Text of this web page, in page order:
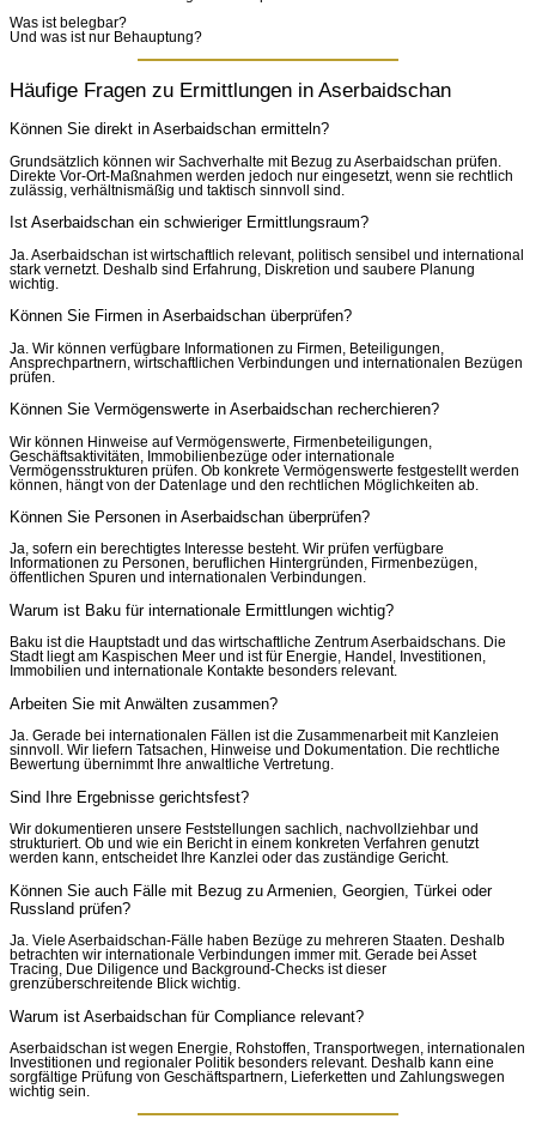
Was ist belegbar?
Und was ist nur Behauptung?
Häufige Fragen zu Ermittlungen in Aserbaidschan
Können Sie direkt in Aserbaidschan ermitteln?
Grundsätzlich können wir Sachverhalte mit Bezug zu Aserbaidschan prüfen.
Direkte Vor-Ort-Maßnahmen werden jedoch nur eingesetzt, wenn sie rechtlich
zulässig, verhältnismäßig und taktisch sinnvoll sind.
Ist Aserbaidschan ein schwieriger Ermittlungsraum?
Ja. Aserbaidschan ist wirtschaftlich relevant, politisch sensibel und international
stark vernetzt. Deshalb sind Erfahrung, Diskretion und saubere Planung
wichtig.
Können Sie Firmen in Aserbaidschan überprüfen?
Ja. Wir können verfügbare Informationen zu Firmen, Beteiligungen,
Ansprechpartnern, wirtschaftlichen Verbindungen und internationalen Bezügen
prüfen.
Können Sie Vermögenswerte in Aserbaidschan recherchieren?
Wir können Hinweise auf Vermögenswerte, Firmenbeteiligungen,
Geschäftsaktivitäten, Immobilienbezüge oder internationale
Vermögensstrukturen prüfen. Ob konkrete Vermögenswerte festgestellt werden
können, hängt von der Datenlage und den rechtlichen Möglichkeiten ab.
Können Sie Personen in Aserbaidschan überprüfen?
Ja, sofern ein berechtigtes Interesse besteht. Wir prüfen verfügbare
Informationen zu Personen, beruflichen Hintergründen, Firmenbezügen,
öffentlichen Spuren und internationalen Verbindungen.
Warum ist Baku für internationale Ermittlungen wichtig?
Baku ist die Hauptstadt und das wirtschaftliche Zentrum Aserbaidschans. Die
Stadt liegt am Kaspischen Meer und ist für Energie, Handel, Investitionen,
Immobilien und internationale Kontakte besonders relevant.
Arbeiten Sie mit Anwälten zusammen?
Ja. Gerade bei internationalen Fällen ist die Zusammenarbeit mit Kanzleien
sinnvoll. Wir liefern Tatsachen, Hinweise und Dokumentation. Die rechtliche
Bewertung übernimmt Ihre anwaltliche Vertretung.
Sind Ihre Ergebnisse gerichtsfest?
Wir dokumentieren unsere Feststellungen sachlich, nachvollziehbar und
strukturiert. Ob und wie ein Bericht in einem konkreten Verfahren genutzt
werden kann, entscheidet Ihre Kanzlei oder das zuständige Gericht.
Können Sie auch Fälle mit Bezug zu Armenien, Georgien, Türkei oder
Russland prüfen?
Ja. Viele Aserbaidschan-Fälle haben Bezüge zu mehreren Staaten. Deshalb
betrachten wir internationale Verbindungen immer mit. Gerade bei Asset
Tracing, Due Diligence und Background-Checks ist dieser
grenzüberschreitende Blick wichtig.
Warum ist Aserbaidschan für Compliance relevant?
Aserbaidschan ist wegen Energie, Rohstoffen, Transportwegen, internationalen
Investitionen und regionaler Politik besonders relevant. Deshalb kann eine
sorgfältige Prüfung von Geschäftspartnern, Lieferketten und Zahlungswegen
wichtig sein.